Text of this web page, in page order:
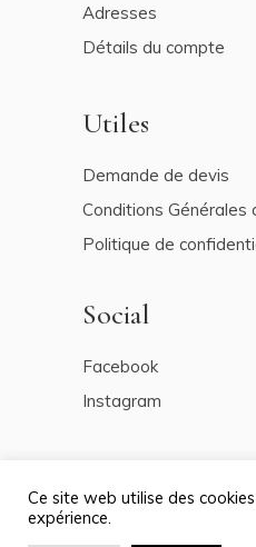
Adresses
Détails du compte
Utiles
Demande de devis
Conditions Générales
Politique de
Social
Facebook
Instagram
Ce site web utilise des
expérience.